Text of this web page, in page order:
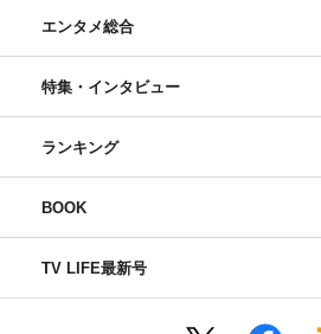
エンタメ総合
特集・インタビュー
ランキング
BOOK
TV LIFE最新号